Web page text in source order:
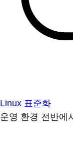
Linux 표준화
운영 환경 전반에